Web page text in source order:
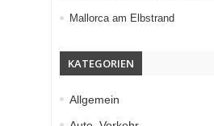
Mallorca am Elbstrand
KATEGORIEN
Allgemein